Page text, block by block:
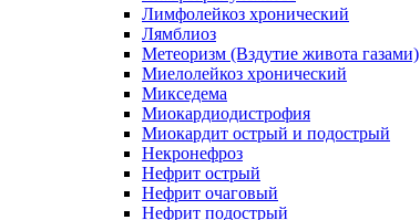
Лимфолейкоз хронический
Лямблиоз
Метеоризм (Вздутие живота газами)
Миелолейкоз хронический
Микседема
Миокардиодистрофия
Миокардит острый и подострый
Некронефроз
Нефрит острый
Нефрит очаговый
Нефрит подострый